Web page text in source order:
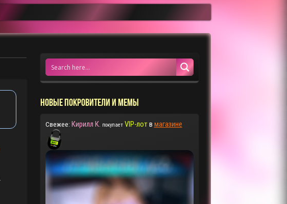
НОВЫЕ ПОКРОВИТЕЛИ И МЕМЫ
Свежее: Кирилл К. покупает VIP-лотв магазине